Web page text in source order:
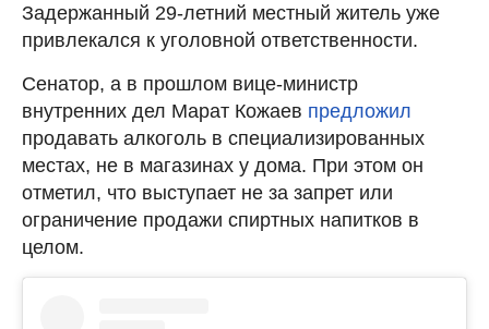
Задержанный 29-летний местный житель уже
привлекался к уголовной ответственности.
Сенатор, а в прошлом вице-министр
внутренних дел Марат Кожаев предложил
продавать алкоголь в специализированных
местах, не в магазинах у дома. При этом он
отметил, что выступает не за запрет или
ограничение продажи спиртных напитков в
целом.